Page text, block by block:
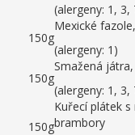
(alergeny: 1, 3,
150g
Mexické
(alergeny: 1)
150g
Smažená
(alergeny: 1, 3,
150g
Kuřecí plátek
brambory